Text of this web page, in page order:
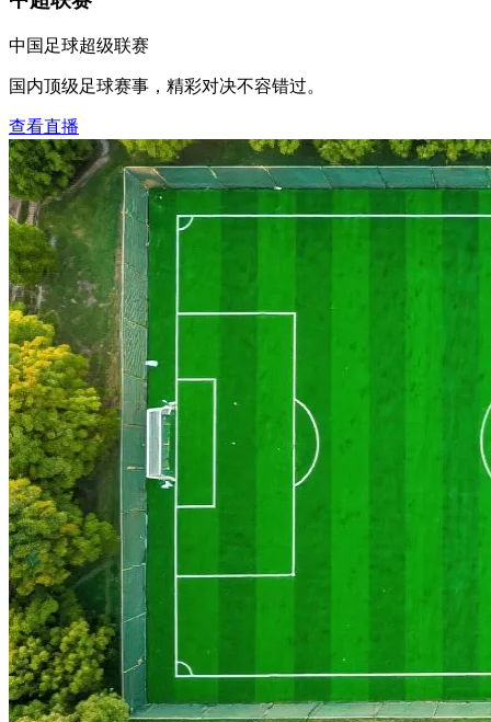
中国足球超级联赛
国内顶级足球赛事，精彩对决不容错过。
查看直播